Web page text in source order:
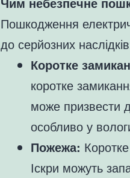
Пошкодження
до серйозних
Коротке
коротке
може призвести
особливо у
Пожежа:
Іскри можуть